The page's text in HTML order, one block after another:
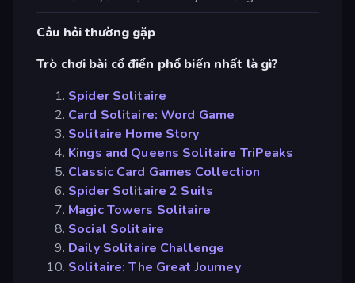
Câu hỏi thường gặp
Trò chơi bài cổ điển phổ biến nhất là gì?
Spider Solitaire
Card Solitaire: Word Game
Solitaire Home Story
Kings and Queens Solitaire TriPeaks
Classic Card Games Collection
Spider Solitaire 2 Suits
Magic Towers Solitaire
Social Solitaire
Daily Solitaire Challenge
Solitaire: The Great Journey